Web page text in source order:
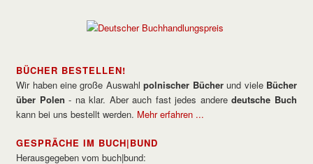
BÜCHER BESTELLEN!
Wir haben eine große Auswahlpolnischer Bücherund viele Bücher
über Polen - na klar. Aber auch fast jedes anderedeutsche Buch
kann bei uns bestellt werden. Mehr erfahren ...
GESPRÄCHE IM BUCH|BUND
Herausgegeben vom buch|bund: